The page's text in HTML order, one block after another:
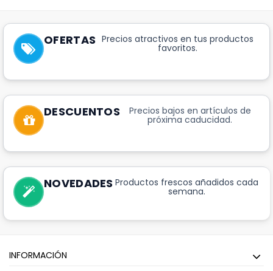
OFERTAS Precios atractivos en tus productos
favoritos.
DESCUENTOS Precios bajos en artículos de
próxima caducidad.
NOVEDADES Productos frescos añadidos cada
semana.
INFORMACIÓN